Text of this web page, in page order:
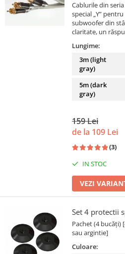
Cablurile din seria
special „Y”
subwoofer din
claritate, un
Lungime:
3m (light
gray)
5m (dark
gray)
159 Lei
de la 109 Lei
(3)
IN STOC
VEZI
Set 4 protectii
Pachet (4 bucăți)
sau argintie]
Culoare: